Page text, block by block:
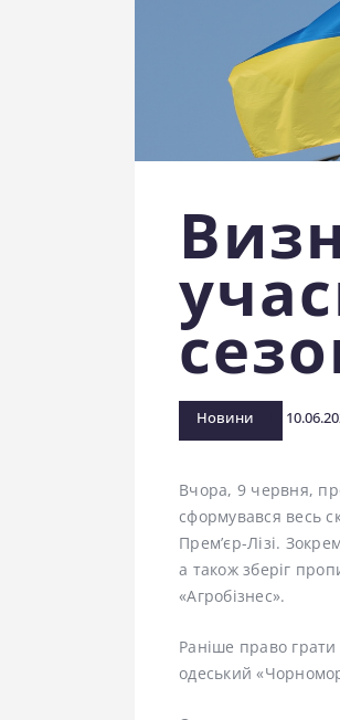
Новини
Вчора, 9 червня,
сформувався весь
Прем’єр-Лізі.
а також зберіг
«Агробізнес».
Раніше право
одеський